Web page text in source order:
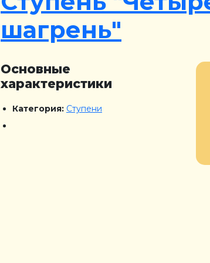
шагрень"
Основные
характеристики
Категория: Ступени